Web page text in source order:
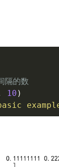
隔的数
10 )